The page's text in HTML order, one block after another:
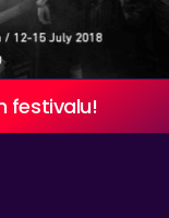
festivalu!